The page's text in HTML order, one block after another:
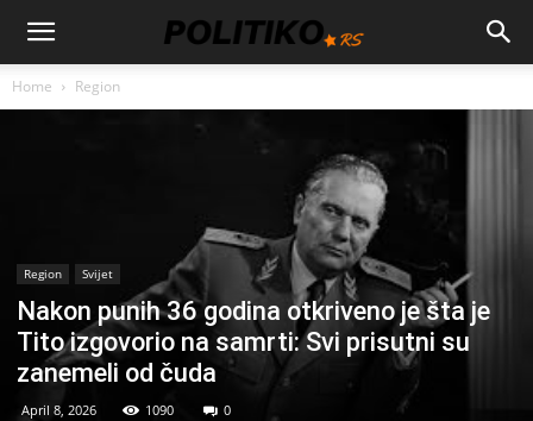
Home Region
Region Svijet
Nakon punih 36 godina otkriveno je šta je
Tito izgovorio na samrti: Svi prisutni su
zanemeli od čuda
April 8, 2026 1090 0